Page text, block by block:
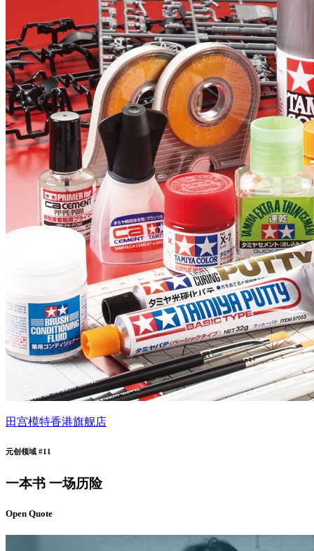
田宫模特香港旗舰店
元创领域 #11
一本书 一场历险
Open Quote